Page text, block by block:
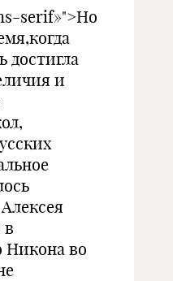
serif»">Но
достигла
и
в
Никона во